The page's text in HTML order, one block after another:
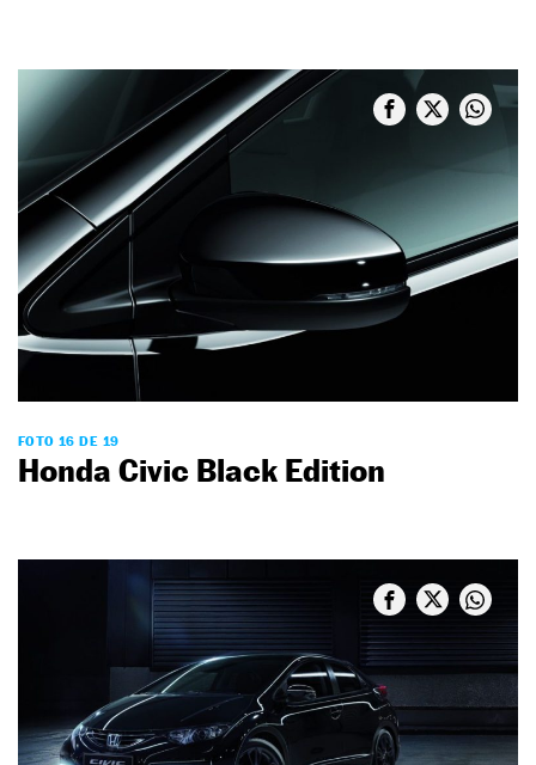
FOTO 16 DE 19
Honda Civic Black Edition